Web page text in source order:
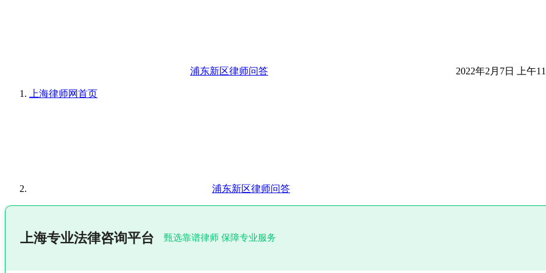
浦东新区律师问答 2022年2月7日 上午
上海律师网首页
浦东新区律师问答
上海专业法律咨询平台 甄选靠谱律师 保障专业服务